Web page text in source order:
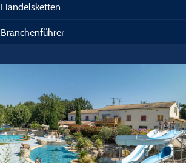
Handelsketten
Branchenführer